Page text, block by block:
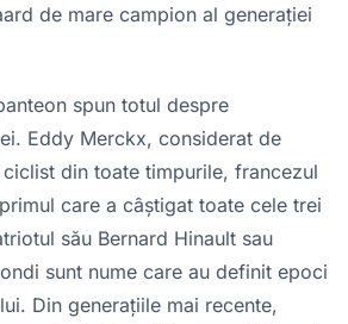
de mare campion al generației
spun totul despre
Eddy Merckx, considerat de
din toate timpurile, francezul
care a câștigat toate cele trei
său Bernard Hinault sau
sunt nume care au definit epoci
Din generațiile mai recente,